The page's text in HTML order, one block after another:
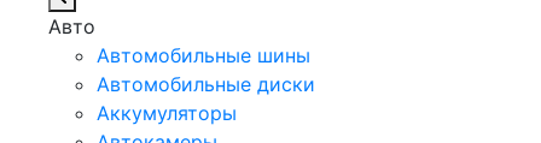
Авто
Автомобильные шины
Автомобильные диски
Аккумуляторы